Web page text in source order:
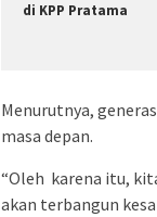
di KPP Pratama
Menurutnya,
masa depan.
“Oleh karena itu,
akan terbangun